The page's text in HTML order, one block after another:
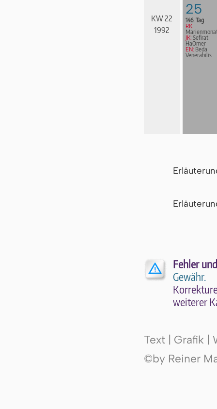
KW 22
1992
25
146. Tag
RK:
JK: Sefirat
HaOmer
EN: Beda
Venerabilis
Fehler
Gewähr.
wei­te­rer
Text | Grafik |
©by Reiner